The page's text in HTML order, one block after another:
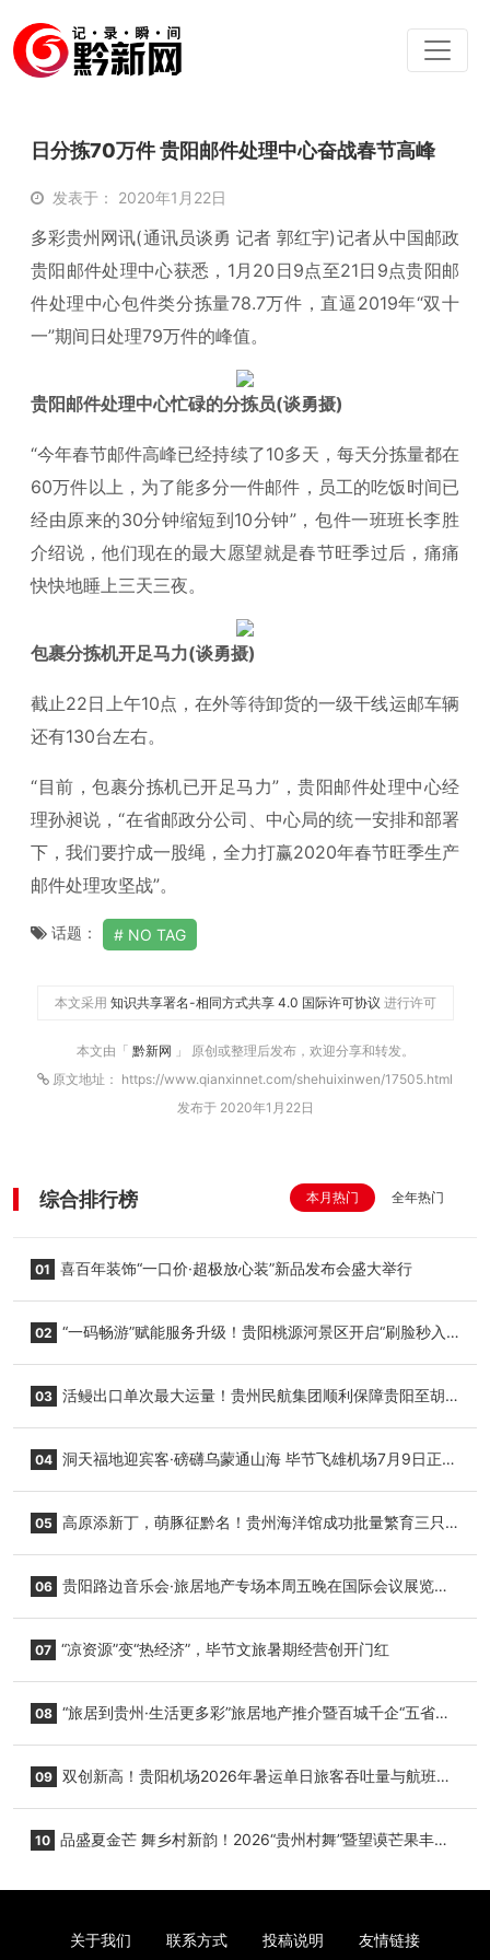
日分拣70万件 贵阳邮件处理中心奋战春节高峰
发表于： 2020年1月22日
多彩贵州网讯(通讯员谈勇 记者 郭红宇)记者从中国邮政
贵阳邮件处理中心获悉，1月20日9点至21日9点贵阳邮
件处理中心包件类分拣量78.7万件，直逼2019年“双十
一”期间日处理79万件的峰值。
贵阳邮件处理中心忙碌的分拣员(谈勇摄)
“今年春节邮件高峰已经持续了10多天，每天分拣量都在
60万件以上，为了能多分一件邮件，员工的吃饭时间已
经由原来的30分钟缩短到10分钟”，包件一班班长李胜
介绍说，他们现在的最大愿望就是春节旺季过后，痛痛
快快地睡上三天三夜。
包裹分拣机开足马力(谈勇摄)
截止22日上午10点，在外等待卸货的一级干线运邮车辆
还有130台左右。
“目前，包裹分拣机已开足马力”，贵阳邮件处理中心经
理孙昶说，“在省邮政分公司、中心局的统一安排和部署
下，我们要拧成一股绳，全力打赢2020年春节旺季生产
邮件处理攻坚战”。
话题： NO TAG
本文采用 知识共享署名-相同方式共享 4.0 国际许可协议 进行许可
本文由「 黔新网 」 原创或整理后发布，欢迎分享和转发。
原文地址： https://www.qianxinnet.com/shehuixinwen/17505.html
发布于 2020年1月22日
综合排行榜 本月热门 全年热门
01 喜百年装饰“一口价·超极放心装”新品发布会盛大举行
02 “一码畅游”赋能服务升级！贵阳桃源河景区开启“刷脸秒入
03 活鳗出口单次最大运量！贵州民航集团顺利保障贵阳至胡
04 洞天福地迎宾客·磅礴乌蒙通山海 毕节飞雄机场7月9日正式
05 高原添新丁，萌豚征黔名！贵州海洋馆成功批量繁育三只
06 贵阳路边音乐会·旅居地产专场本周五晚在国际会议展览中
07 “凉资源”变“热经济”，毕节文旅暑期经营创开门红
08 “旅居到贵州·生活更多彩”旅居地产推介暨百城千企“五省
09 双创新高！贵阳机场2026年暑运单日旅客吞吐量与航班起
10 品盛夏金芒 舞乡村新韵！2026“贵州村舞”暨望谟芒果丰收
关于我们 联系方式 投稿说明 友情链接